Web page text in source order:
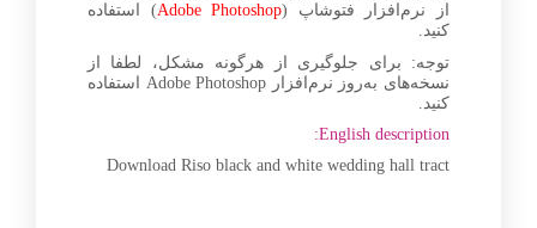
از نرم‌افزار فتوشاپ (Adobe Photoshop) استفاده
کنید.
توجه: برای جلوگیری از هرگونه مشکل، لطفا از
نسخه‌های به‌روز نرم‌افزار Adobe Photoshop استفاده
کنید.
English description:
Download Riso black and white wedding hall tract